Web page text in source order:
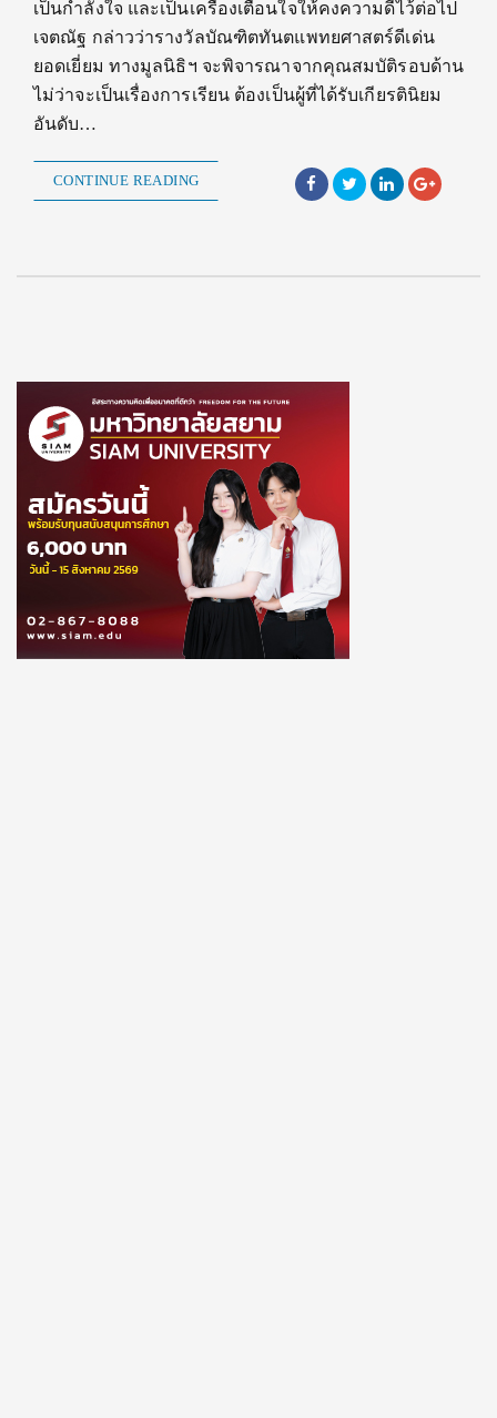
เป็นกำลังใจ และเป็นเครื่องเตือนใจให้คงความดีไว้ต่อไป
เจตณัฐ กล่าวว่ารางวัลบัณฑิตทันตแพทยศาสตร์ดีเด่น
ยอดเยี่ยม ทางมูลนิธิฯ จะพิจารณาจากคุณสมบัติรอบด้าน
ไม่ว่าจะเป็นเรื่องการเรียน ต้องเป็นผู้ที่ได้รับเกียรตินิยม
อันดับ…
CONTINUE READING